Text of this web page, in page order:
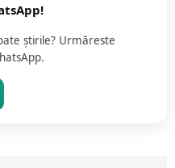
știrile? Urmăreste